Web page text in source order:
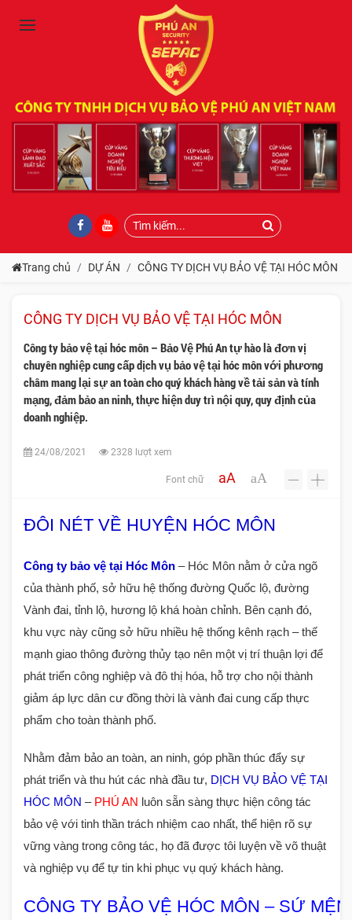
Trang chủ DỰ ÁN CÔNG TY DỊCH VỤ BẢO VỆ TẠI HÓC MÔN
CÔNG TY DỊCH VỤ BẢO VỆ TẠI HÓC MÔN
Công ty bảo vệ tại hóc môn – Bảo Vệ Phú An tự hào là đơn vị
chuyên nghiệp cung cấp dịch vụ bảo vệ tại hóc môn với phương
châm mang lại sự an toàn cho quý khách hàng về tải sản và tính
mạng, đảm bảo an ninh, thực hiện duy trì nội quy, quy định của
doanh nghiệp.
24/08/2021 2328 lượt xem
Font chữ aA aA - +
ĐÔI NÉT VỀ HUYỆN HÓC MÔN
Công ty bảo vệ tại Hóc Môn – Hóc Môn nằm ở cửa ngõ
của thành phố, sở hữu hệ thống đường Quốc lộ, đường
Vành đai, tỉnh lộ, hương lộ khá hoàn chỉnh. Bên cạnh đó,
khu vực này cũng sở hữu nhiều hệ thống kênh rạch – thế
mạnh giao thông đường thủy tạo nên một vị trí thuận lợi để
phát triển công nghiệp và đô thị hóa, hỗ trợ cho nội thành
giảm áp lực dân cư đồng thời là vành đai cung cấp thực
phẩm cho toàn thành phố.
Nhằm đảm bảo an toàn, an ninh, góp phần thúc đẩy sự
phát triển và thu hút các nhà đầu tư, DỊCH VỤ BẢO VỆ TẠI
HÓC MÔN – PHÚ AN luôn sẵn sàng thực hiện công tác
bảo vệ với tinh thần trách nhiệm cao nhất, thể hiện rõ sự
vững vàng trong công tác, họ đã được tôi luyện về võ thuật
và nghiệp vụ để tự tin khi phục vụ quý khách hàng.
CÔNG TY BẢO VỆ HÓC MÔN – SỨ